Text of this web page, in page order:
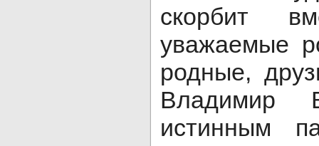
скорбит
уважаемые
родные,
Владимир
истинным